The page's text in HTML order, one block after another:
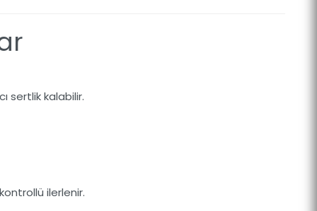
sertlik kalabilir.
ilerlenir.